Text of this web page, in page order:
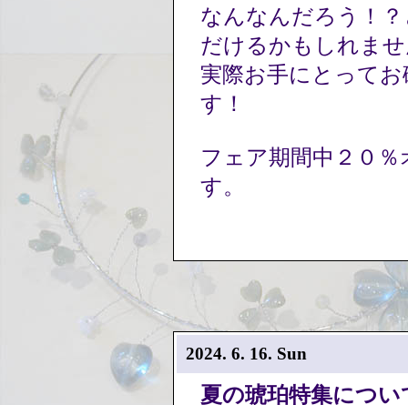
なんなんだろう！
だけるかもしれま
実際お手にとって
す！
フェア期間中２０
す。
2024. 6. 16. Sun
夏の琥珀特集につい